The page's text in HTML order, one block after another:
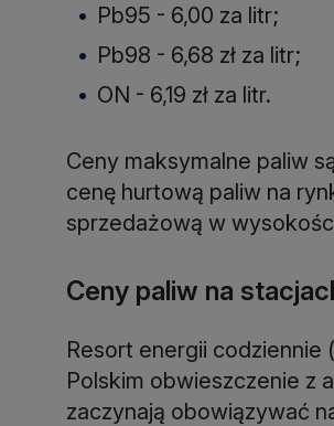
Pb95 - 6,00 za litr;
Pb98 - 6,68 zł za litr;
ON - 6,19 zł za litr.
Ceny maksymalne paliw
cenę hurtową paliw na
sprzedażową w
Ceny paliw na
Resort energii
Polskim obwieszczenie z
zaczynają obowiązywać